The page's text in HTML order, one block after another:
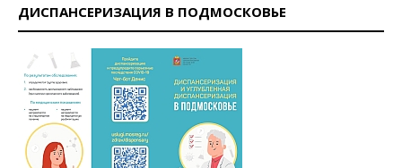
ДИСПАНСЕРИЗАЦИЯ В ПОДМОСКОВЬЕ